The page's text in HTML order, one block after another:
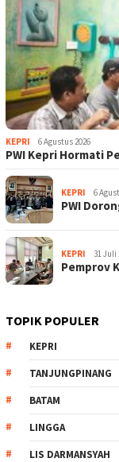
KEPRI 6 Agustus 2026
PWI Kepri Hormati
KEPRI 6
PWI
KEPRI 31 Juli
Pemprov
TOPIK POPULER
KEPRI
TANJUNGPINANG
BATAM
LINGGA
LIS DARMANSYAH